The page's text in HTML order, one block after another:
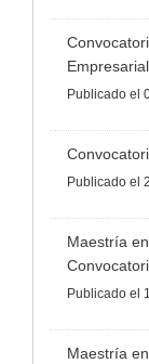
Publicado el
Publicado el
Maestría
Publicado el
Maestría